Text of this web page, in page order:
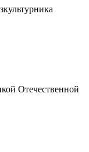
Отечественной